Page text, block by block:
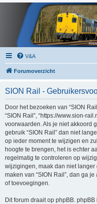
V&A
Forumoverzicht
SION Rail -
Door het bezoeken van “SION
“SION Rail”, “https://www.sion-
voorwaarden. Als je niet akkoord
gebruik “SION Rail” dan niet
op ieder moment te wijzigen en
hoogte te brengen, het is echter
regelmatig te controleren op
wijzigingen, maak dan niet langer
maken van “SION Rail”, dan ga
of toevoegingen.
Dit forum draait op phpBB.